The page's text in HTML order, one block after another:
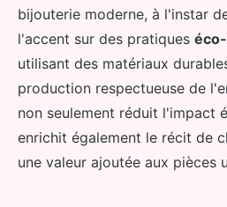
bijouterie moderne, à l'instar
l'accent sur des pratiques
utilisant des matériaux
production respectueuse de
non seulement réduit l'impact
enrichit également le récit de
une valeur ajoutée aux pièces